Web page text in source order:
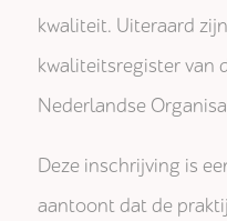
kwaliteit. Uiteraard
kwaliteitsregister van
Nederlandse
Deze inschrijving is
aantoont dat de